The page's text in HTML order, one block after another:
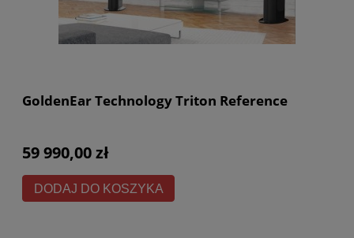
GoldenEar Technology Triton Reference
59 990,00 zł
DODAJ DO KOSZYKA